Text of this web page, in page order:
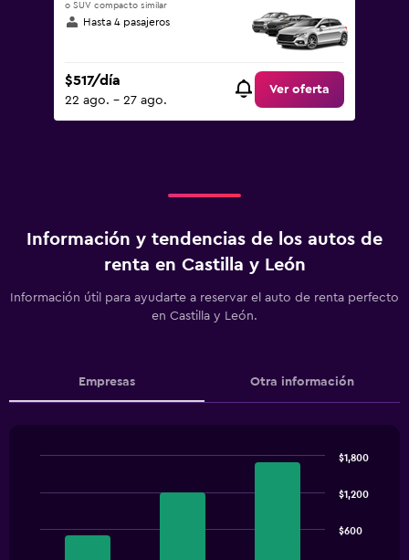
o SUV compacto similar
Hasta 4 pasajeros
$517/día
22 ago. - 27 ago.
Ver oferta
Información y tendencias de los autos de
renta en Castilla y León
Información útil para ayudarte a reservar el auto de renta perfecto
en Castilla y León.
Empresas Otra información
bars.
$600
$1,200
$1,800